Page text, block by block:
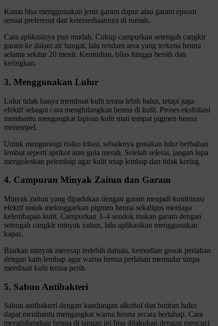
Kamu bisa menggunakan jenis garam dapur atau garam epsom
sesuai preferensi dan ketersediaannya di rumah.
Cara aplikasinya pun mudah. Cukup campurkan setengah cangkir
garam ke dalam air hangat, lalu rendam area yang terkena henna
selama sekitar 20 menit. Kemudian, bilas hingga bersih dan
keringkan.
3. Menggunakan Lulur
Lulur tidak hanya membuat kulit terasa lebih halus, tetapi juga
efektif sebagai cara menghilangkan henna di kulit. Proses eksfoliasi
membantu mengangkat lapisan kulit mati tempat pigmen henna
menempel.
Untuk mengurangi risiko iritasi, sebaiknya gunakan lulur berbahan
lembut seperti aprikot atau gula merah. Setelah selesai, jangan lupa
mengoleskan pelembap agar kulit tetap lembap dan tidak kering.
4. Campuran Minyak Zaitun dan Garam
Minyak zaitun yang dipadukan dengan garam menjadi kombinasi
efektif untuk melonggarkan pigmen henna sekaligus menjaga
kelembapan kulit. Campurkan 3–4 sendok makan garam dengan
setengah cangkir minyak zaitun, lalu aplikasikan menggunakan
kapas.
Biarkan minyak meresap terlebih dahulu, kemudian gosok perlahan
dengan kain lembap agar warna henna perlahan memudar tanpa
membuat kulit terasa perih.
5. Sabun Antibakteri
Sabun antibakteri dengan kandungan alkohol dan butiran halus
dapat membantu mengangkat warna henna secara bertahap. Cara
menghilangkan henna di tangan ini bisa dilakukan dengan mencuci